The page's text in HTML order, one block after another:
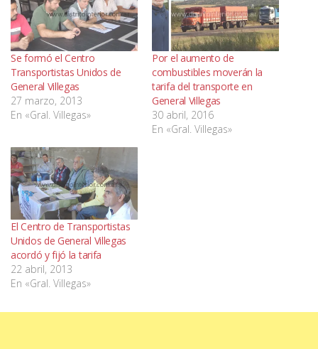
Se formó el Centro
Transportistas Unidos de
General Villegas
27 marzo, 2013
En «Gral. Villegas»
Por el aumento de
combustibles moverán la
tarifa del transporte en
General Villegas
30 abril, 2016
En «Gral. Villegas»
El Centro de Transportistas
Unidos de General Villegas
acordó y fijó la tarifa
22 abril, 2013
En «Gral. Villegas»